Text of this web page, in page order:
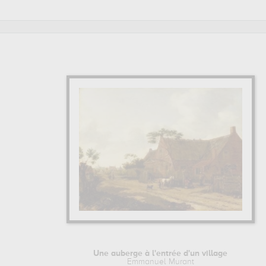
Une auberge à l'entrée d'un village
Emmanuel Murant